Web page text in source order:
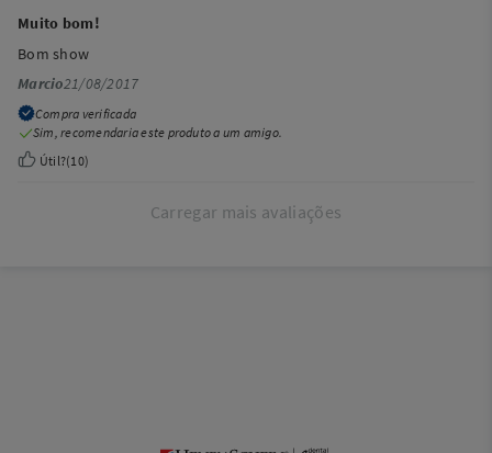
Muito bom!
Bom show
Marcio21/08/2017
Compra verificada
Sim, recomendaria este produto a um amigo.
Útil?(10)
Carregar mais avaliações